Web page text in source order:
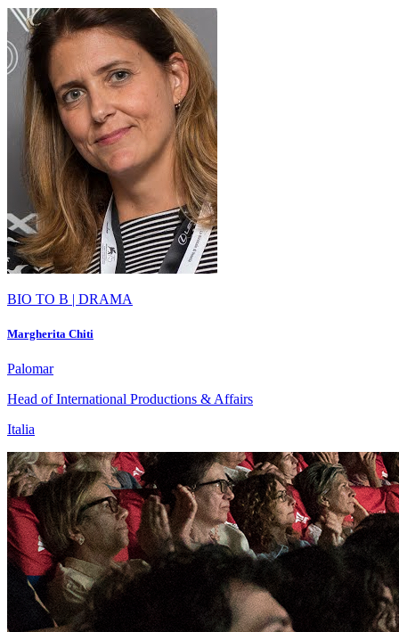
BIO TO B | DRAMA
Margherita Chiti
Palomar
Head of International Productions & Affairs
Italia